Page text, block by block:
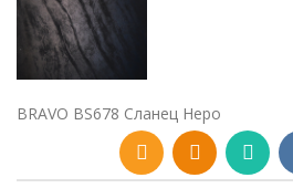
BRAVO BS678 Сланец Неро